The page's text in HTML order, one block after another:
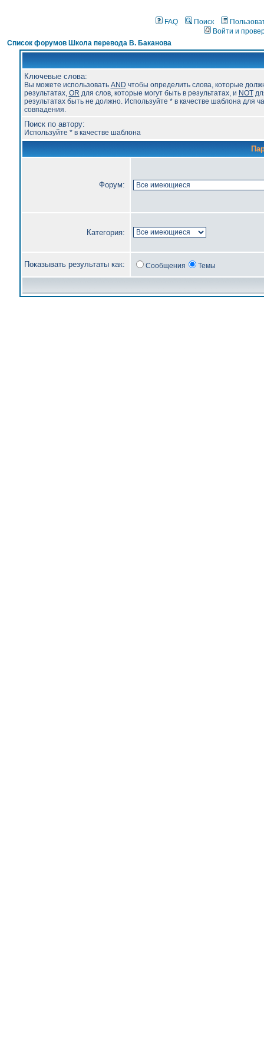
FAQ Поиск
Войти и
Список форумов Школа перевода В. Баканова
Ключевые слова:
Вы можете использовать AND чтобы определить слова, которые
результатах, OR для слов, которые могут быть в результатах, и NOT
результатах быть не должно. Используйте * в качестве шаблона для
совпадения.
Поиск по автору:
Используйте * в качестве шаблона
Форум:
Категория:
Показывать результаты как: Сообщения Темы